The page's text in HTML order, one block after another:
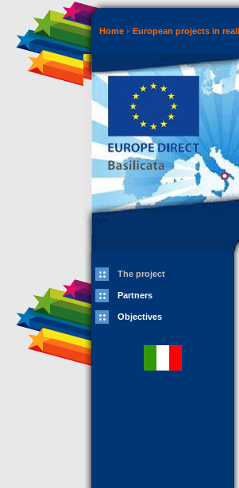
Home European projects in
The project
Partners
Objectives